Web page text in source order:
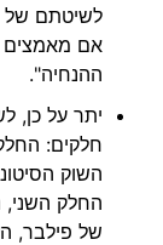
לשיטתם של
אם מאמצים
ההנחיה".
יתר על כן,
חלקים:
השוק
החלק השני,
של פילבר,